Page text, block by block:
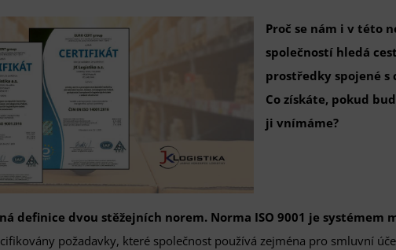
Proč se nám i v této
společností hledá
prostředky spojené s
Co získáte, pokud
ji vnímáme?
definice dvou stěžejních norem. Norma ISO 9001 je
požadavky, které společnost používá zejména pro smluvní